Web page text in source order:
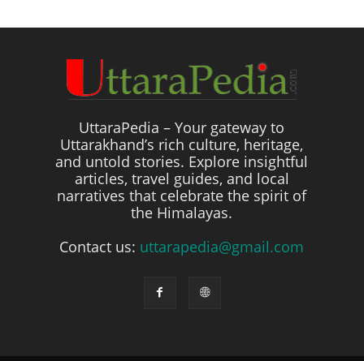
UttaraPedia – Your gateway to
Uttarakhand’s rich culture, heritage,
and untold stories. Explore insightful
articles, travel guides, and local
narratives that celebrate the spirit of
the Himalayas.
Contact us: uttarapedia@gmail.com